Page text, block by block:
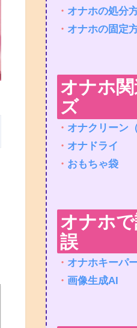
・ オナホの処分
・ オナホの固定
オナホ
ズ
・ オナクリーン
・ オナドライ
・ おもちゃ袋
オナホ
誤
・ オナホキーパ
・ 画像生成AI